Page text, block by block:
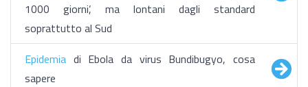
1000 giorni’, ma lontani dagli standard
soprattutto al Sud
Epidemia di Ebola da virus Bundibugyo, cosa
sapere